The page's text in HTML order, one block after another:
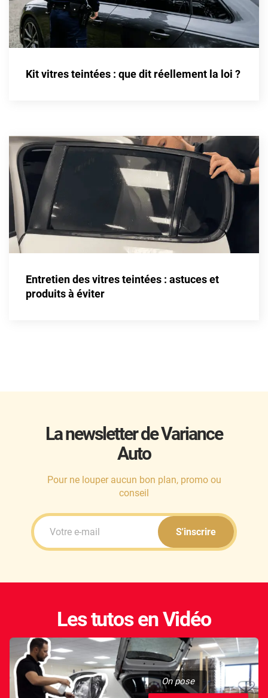
Dodge
Dongfeng
Eagle
Fiat
Fisker
Ford
Foton
Holden
Ineos
Infiniti
Jaguar
Jeep
Jetour
Kit vitres teintées : que dit réellement la loi ?
Entretien des vitres teintées : astuces et
produits à éviter
La newsletter de Variance
Auto
Pour ne louper aucun bon plan, promo ou
conseil
S'inscrire
Les tutos en Vidéo
On pose